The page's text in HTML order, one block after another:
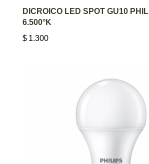
AGREGAR AL
DICROICO LED SPOT GU10
6.500°K
$ 1.300